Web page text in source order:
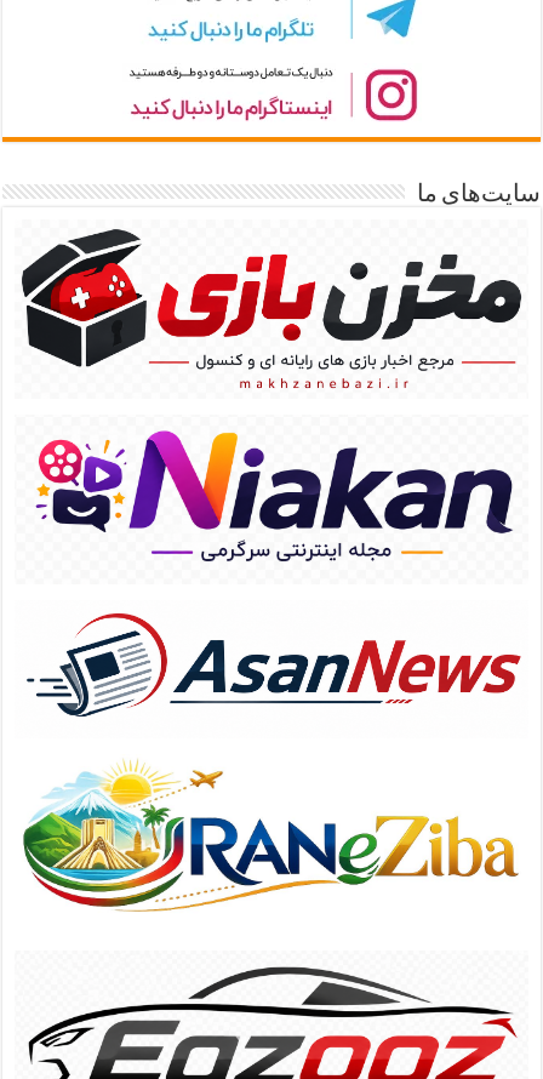
سایت‌های ما